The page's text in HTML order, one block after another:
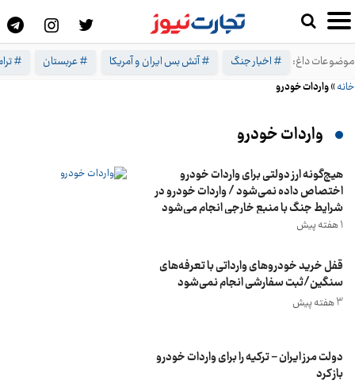
موضوعات داغ: # اخبار جنگ # آتش بس ایران و آمریکا # عربستان #
خانه»واردات خودرو
واردات خودرو
هیچ‌گونه ارز دولتی برای واردات خودرو
اختصاص داده نمی‌شود / واردات خودرو در
شرایط جنگ با منبع خارجی انجام می‌شود
1 هفته پیش
قفل خرید خودروهای وارداتی با تعرفه‌های
سنگین/ثبت سفارشی انجام نمی‌شود
3 هفته پیش
دولت مرز ایران – ترکیه را برای واردات خودرو
باز کرد